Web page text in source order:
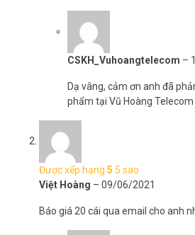
CSKH_Vuhoangtelecom –
Dạ vâng, cảm ơn anh đã
phẩm tại Vũ Hoàng Telecom
Được xếp hạng 5 5 sao
Việt Hoàng – 09/06/2021
Báo giá 20 cái qua email cho anh